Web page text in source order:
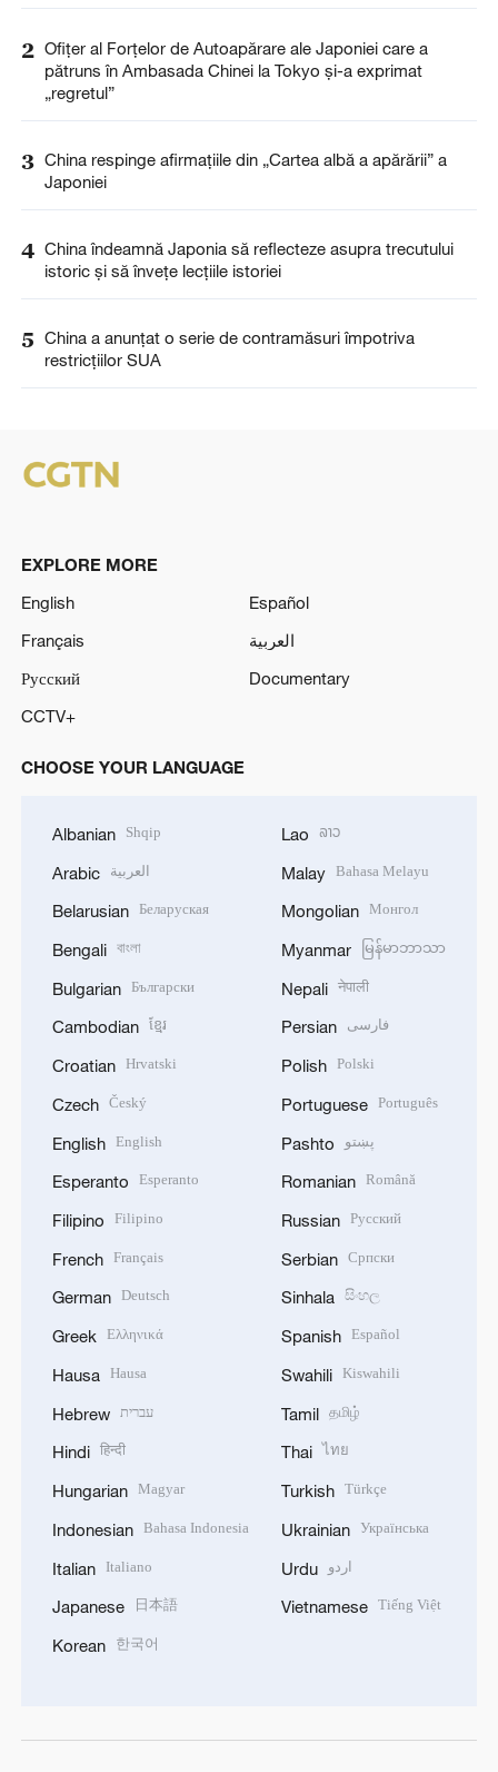
2 Ofițer al Forțelor de Autoapărare ale Japoniei care a
pătruns în Ambasada Chinei la Tokyo și-a exprimat
„regretul”
3 China respinge afirmațiile din „Cartea albă a apărării” a
Japoniei
4 China îndeamnă Japonia să reflecteze asupra trecutului
istoric și să învețe lecțiile istoriei
5 China a anunţat o serie de contramăsuri împotriva
restricţiilor SUA
EXPLORE MORE
English
Español
Français
العربية
Русский
Documentary
CCTV+
CHOOSE YOUR LANGUAGE
Albanian Shqip
Arabic العربية
Belarusian Беларуская
Bengali বাংলা
Bulgarian Български
Cambodian ខ្មែរ
Croatian Hrvatski
Czech Český
English English
Esperanto Esperanto
Filipino Filipino
French Français
German Deutsch
Greek Ελληνικά
Hausa Hausa
Hebrew עברית
Hindi हिन्दी
Hungarian Magyar
Indonesian Bahasa Indonesia
Italian Italiano
Japanese 日本語
Korean 한국어
Lao ລາວ
Malay Bahasa Melayu
Mongolian Монгол
Myanmar မြန်မာဘာသာ
Nepali नेपाली
Persian فارسی
Polish Polski
Portuguese Português
Pashto پښتو
Romanian Română
Russian Русский
Serbian Српски
Sinhala සිංහල
Spanish Español
Swahili Kiswahili
Tamil தமிழ்
Thai ไทย
Turkish Türkçe
Ukrainian Українська
Urdu اردو
Vietnamese Tiếng Việt